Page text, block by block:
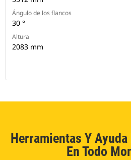
Ángulo de los flancos
30 °
Altura
2083 mm
Herramientas Y
En Todo